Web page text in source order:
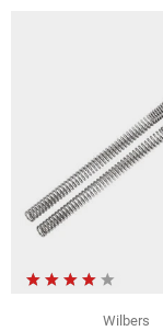
Wilbers